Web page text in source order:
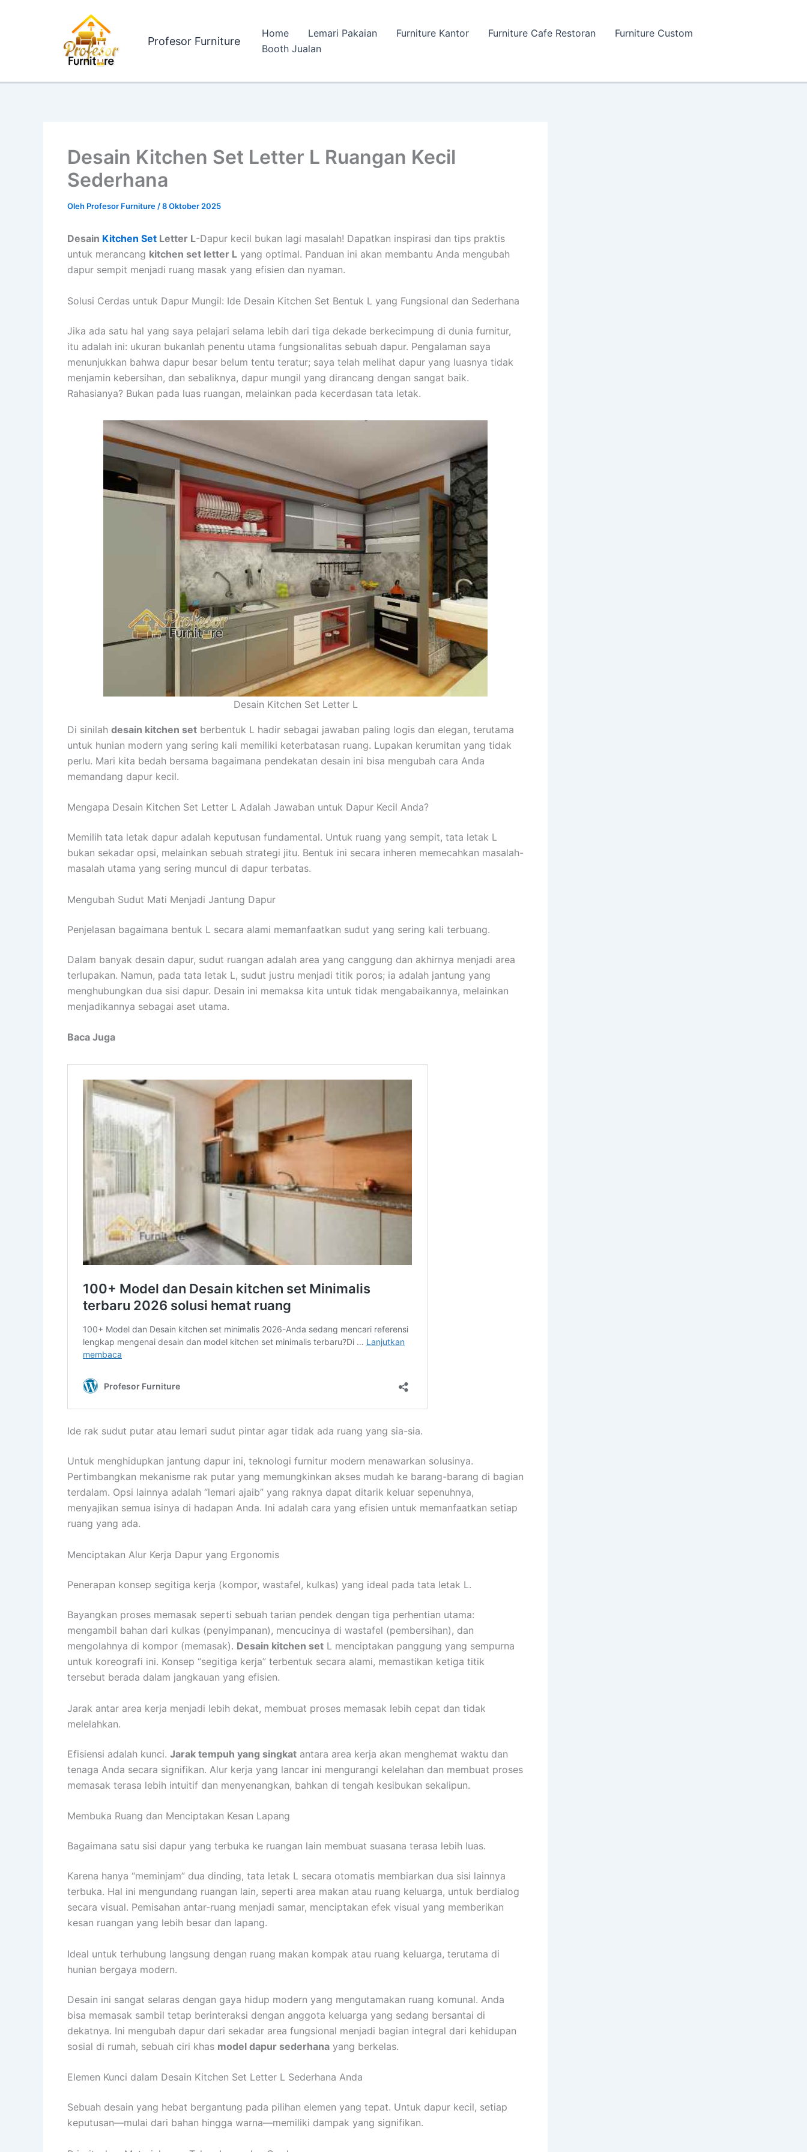
Profesor Furniture
Home Lemari Pakaian Furniture Kantor Furniture Cafe Restoran
Furniture Custom
Booth Jualan
Desain Kitchen Set Letter L Ruangan Kecil
Sederhana
Oleh Profesor Furniture /8 Oktober 2025
Desain Kitchen Set Letter L-Dapur kecil bukan lagi masalah! Dapatkan inspirasi dan tips praktis
untuk merancang kitchen set letter L yang optimal. Panduan ini akan membantu Anda mengubah
dapur sempit menjadi ruang masak yang efisien dan nyaman.
Solusi Cerdas untuk Dapur Mungil: Ide Desain Kitchen Set Bentuk L yang Fungsional dan Sederhana
Jika ada satu hal yang saya pelajari selama lebih dari tiga dekade berkecimpung di dunia furnitur,
itu adalah ini: ukuran bukanlah penentu utama fungsionalitas sebuah dapur. Pengalaman saya
menunjukkan bahwa dapur besar belum tentu teratur; saya telah melihat dapur yang luasnya tidak
menjamin kebersihan, dan sebaliknya, dapur mungil yang dirancang dengan sangat baik.
Rahasianya? Bukan pada luas ruangan, melainkan pada kecerdasan tata letak.
Desain Kitchen Set Letter L
Di sinilah desain kitchen set berbentuk L hadir sebagai jawaban paling logis dan elegan, terutama
untuk hunian modern yang sering kali memiliki keterbatasan ruang. Lupakan kerumitan yang tidak
perlu. Mari kita bedah bersama bagaimana pendekatan desain ini bisa mengubah cara Anda
memandang dapur kecil.
Mengapa Desain Kitchen Set Letter L Adalah Jawaban untuk Dapur Kecil Anda?
Memilih tata letak dapur adalah keputusan fundamental. Untuk ruang yang sempit, tata letak L
bukan sekadar opsi, melainkan sebuah strategi jitu. Bentuk ini secara inheren memecahkan masalah-
masalah utama yang sering muncul di dapur terbatas.
Mengubah Sudut Mati Menjadi Jantung Dapur
Penjelasan bagaimana bentuk L secara alami memanfaatkan sudut yang sering kali terbuang.
Dalam banyak desain dapur, sudut ruangan adalah area yang canggung dan akhirnya menjadi area
terlupakan. Namun, pada tata letak L, sudut justru menjadi titik poros; ia adalah jantung yang
menghubungkan dua sisi dapur. Desain ini memaksa kita untuk tidak mengabaikannya, melainkan
menjadikannya sebagai aset utama.
Baca Juga
Ide rak sudut putar atau lemari sudut pintar agar tidak ada ruang yang sia-sia.
Untuk menghidupkan jantung dapur ini, teknologi furnitur modern menawarkan solusinya.
Pertimbangkan mekanisme rak putar yang memungkinkan akses mudah ke barang-barang di bagian
terdalam. Opsi lainnya adalah “lemari ajaib” yang raknya dapat ditarik keluar sepenuhnya,
menyajikan semua isinya di hadapan Anda. Ini adalah cara yang efisien untuk memanfaatkan setiap
ruang yang ada.
Menciptakan Alur Kerja Dapur yang Ergonomis
Penerapan konsep segitiga kerja (kompor, wastafel, kulkas) yang ideal pada tata letak L.
Bayangkan proses memasak seperti sebuah tarian pendek dengan tiga perhentian utama:
mengambil bahan dari kulkas (penyimpanan), mencucinya di wastafel (pembersihan), dan
mengolahnya di kompor (memasak). Desain kitchen set L menciptakan panggung yang sempurna
untuk koreografi ini. Konsep “segitiga kerja” terbentuk secara alami, memastikan ketiga titik
tersebut berada dalam jangkauan yang efisien.
Jarak antar area kerja menjadi lebih dekat, membuat proses memasak lebih cepat dan tidak
melelahkan.
Efisiensi adalah kunci. Jarak tempuh yang singkat antara area kerja akan menghemat waktu dan
tenaga Anda secara signifikan. Alur kerja yang lancar ini mengurangi kelelahan dan membuat proses
memasak terasa lebih intuitif dan menyenangkan, bahkan di tengah kesibukan sekalipun.
Membuka Ruang dan Menciptakan Kesan Lapang
Bagaimana satu sisi dapur yang terbuka ke ruangan lain membuat suasana terasa lebih luas.
Karena hanya “meminjam” dua dinding, tata letak L secara otomatis membiarkan dua sisi lainnya
terbuka. Hal ini mengundang ruangan lain, seperti area makan atau ruang keluarga, untuk berdialog
secara visual. Pemisahan antar-ruang menjadi samar, menciptakan efek visual yang memberikan
kesan ruangan yang lebih besar dan lapang.
Ideal untuk terhubung langsung dengan ruang makan kompak atau ruang keluarga, terutama di
hunian bergaya modern.
Desain ini sangat selaras dengan gaya hidup modern yang mengutamakan ruang komunal. Anda
bisa memasak sambil tetap berinteraksi dengan anggota keluarga yang sedang bersantai di
dekatnya. Ini mengubah dapur dari sekadar area fungsional menjadi bagian integral dari kehidupan
sosial di rumah, sebuah ciri khas model dapur sederhana yang berkelas.
Elemen Kunci dalam Desain Kitchen Set Letter L Sederhana Anda
Sebuah desain yang hebat bergantung pada pilihan elemen yang tepat. Untuk dapur kecil, setiap
keputusan—mulai dari bahan hingga warna—memiliki dampak yang signifikan.